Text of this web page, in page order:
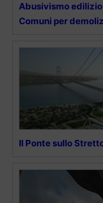
Abusivismo
Comuni per
Il Ponte sullo